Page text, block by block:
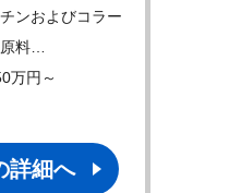
ンおよびコラー
料…
万円～
詳細へ